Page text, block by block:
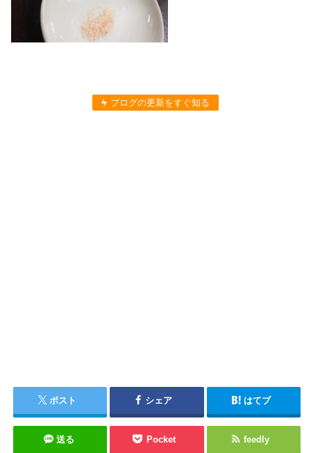
ブログの更新をすぐ知る
ポスト シェア はてブ
送る Pocket feedly